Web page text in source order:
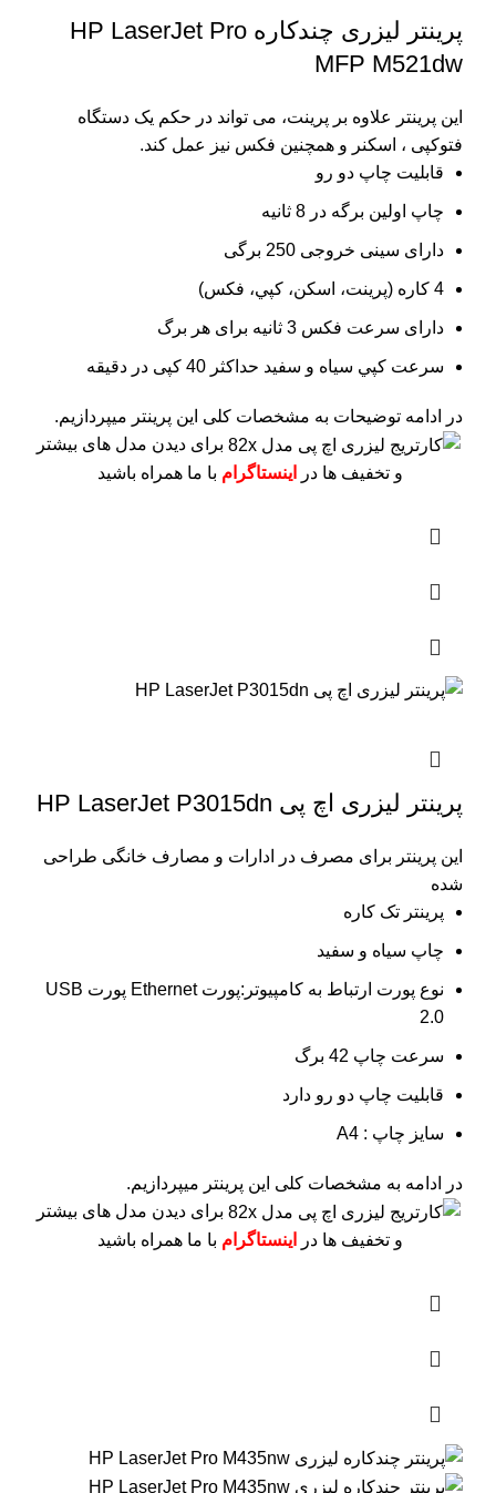
پرینتر لیزری چندکاره HP LaserJet Pro
MFP M521dw
این پرینتر علاوه بر پرینت، می تواند در حکم یک دستگاه
فتوکپی ، اسکنر و همچنین فکس نیز عمل کند.
قابلیت چاپ دو رو
چاپ اولین برگه در 8 ثانیه
دارای سینی خروجی 250 برگی
4 کاره (پرينت، اسکن، کپي، فکس)
دارای سرعت فکس 3 ثانیه برای هر برگ
سرعت کپي سياه و سفيد حداکثر 40 کپی در دقیقه
در ادامه توضیحات به مشخصات کلی این پرینتر میپردازیم.
برای دیدن مدل های بیشتر
و تخفیف ها در
اینستاگرام با ما همراه باشید
پرینتر لیزری اچ پی HP LaserJet P3015dn
این پرینتر برای مصرف در ادارات و مصارف خانگی طراحی
شده
پرینتر تک کاره
چاپ سیاه و سفید
نوع پورت ارتباط به کامپیوتر:پورت Ethernet پورت USB
2.0
سرعت چاپ 42 برگ
قابلیت چاپ دو رو دارد
سایز چاپ : A4
در ادامه به مشخصات کلی این پرینتر میپردازیم.
برای دیدن مدل های بیشتر
و تخفیف ها در
اینستاگرام با ما همراه باشید